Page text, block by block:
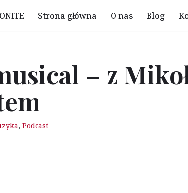
Strona główna O nas Blog
– z
, Podcast